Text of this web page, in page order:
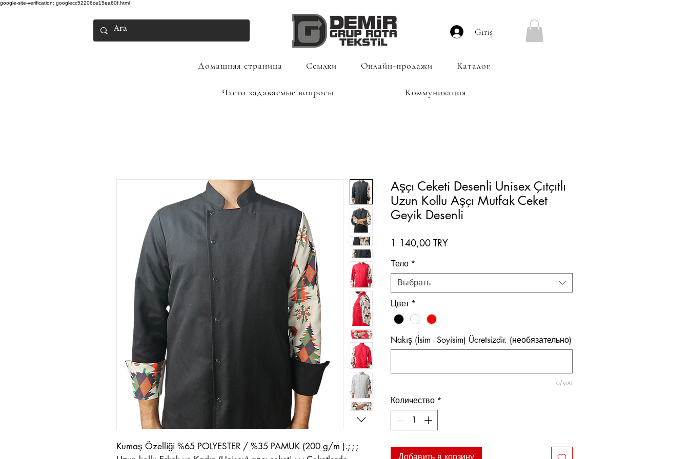
google-site-verification: googlecc52206ce15ea60f.html
Giriş
Домашняя страница Ссылки Онлайн-продажи Каталог
Часто задаваемые вопросы Коммуникация
Kumaş Özelliği %65 POLYESTER / %35 PAMUK (200 g/m ).; ; ;
Aşçı Ceketi Desenli Unisex Çıtçıtlı
Uzun Kollu Aşçı Mutfak Ceket
Geyik Desenli
1 140,00 TRYЦена
Тело *
Выбрать
Цвет *
Nakış (İsim - Soyisim) Ücretsizdir. (необязательно)
0/500
Количество *